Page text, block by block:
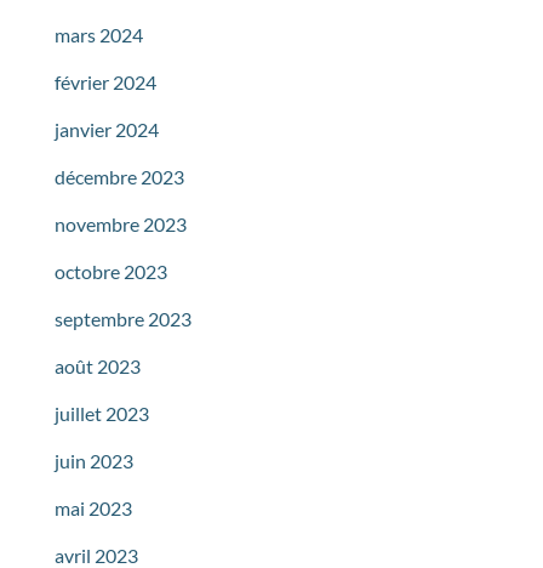
mars 2024
février 2024
janvier 2024
décembre 2023
novembre 2023
octobre 2023
septembre 2023
août 2023
juillet 2023
juin 2023
mai 2023
avril 2023